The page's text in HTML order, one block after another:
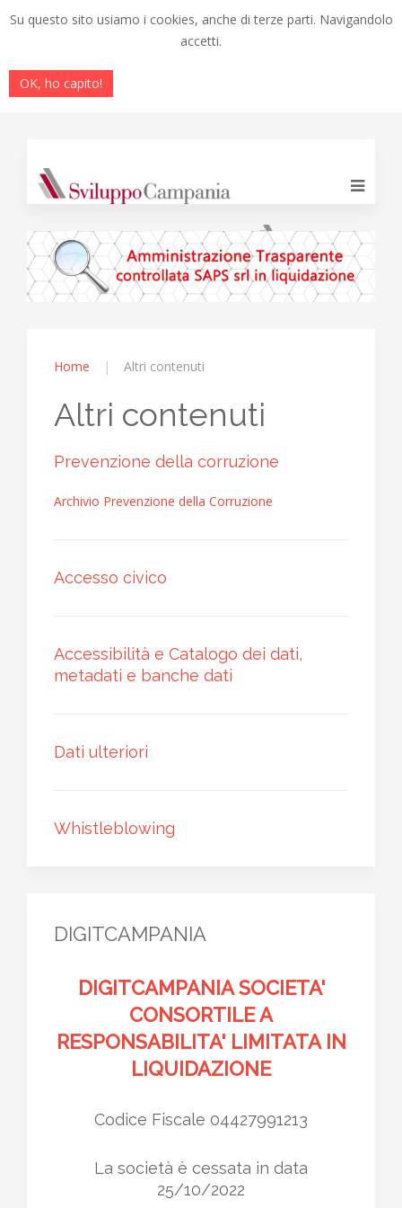
Su questo sito usiamo i cookies, anche di terze parti. Navigandolo
accetti.
OK, ho capito!
Home Altri contenuti
Altri contenuti
Prevenzione della corruzione
Archivio Prevenzione della Corruzione
Accesso civico
Accessibilità e Catalogo dei dati,
metadati e banche dati
Dati ulteriori
Whistleblowing
DIGITCAMPANIA
DIGITCAMPANIA SOCIETA'
CONSORTILE A
RESPONSABILITA' LIMITATA IN
LIQUIDAZIONE
Codice Fiscale 04427991213
La società è cessata in data
25/10/2022